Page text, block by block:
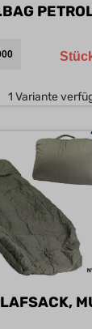
1 Variante